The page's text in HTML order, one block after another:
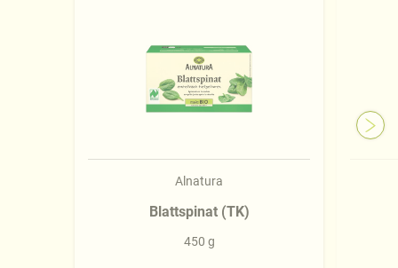
Alnatura
Blattspinat (TK)
450 g